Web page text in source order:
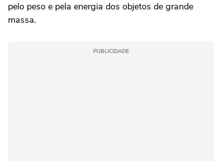
pelo peso e pela energia dos objetos de grande
massa.
PUBLICIDADE